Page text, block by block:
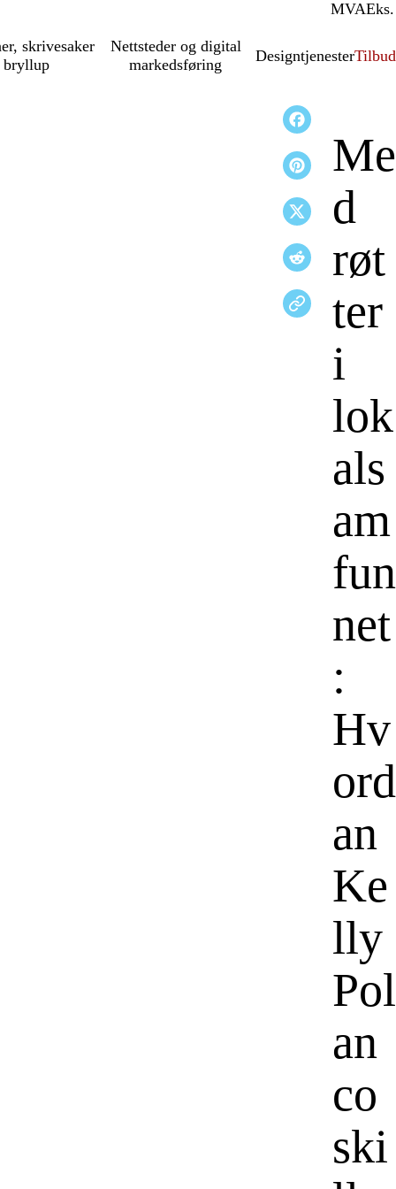
MVAInkl.
Eks.
skrivesaker
bryllup
Nettsteder og digital
markedsføring
DesigntjenesterTilbud
Me
d
røt
ter
i
lok
als
am
fun
net
:
Hv
ord
an
Ke
lly
Pol
an
co
ski